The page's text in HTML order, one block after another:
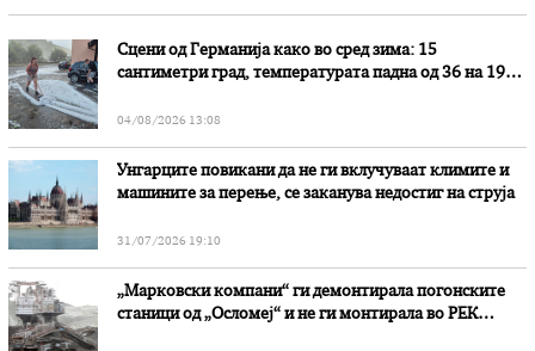
Сцени од Германија како во сред зима: 15
сантиметри град, температурата падна од 36 на 19
04/08/2026 13:08
Унгарците повикани да не ги вклучуваат климите и
машините за перење, се заканува недостиг на струја
31/07/2026 19:10
„Марковски компани“ ги демонтирала погонските
станици од „Осломеј“ и не ги монтирала во РЕК